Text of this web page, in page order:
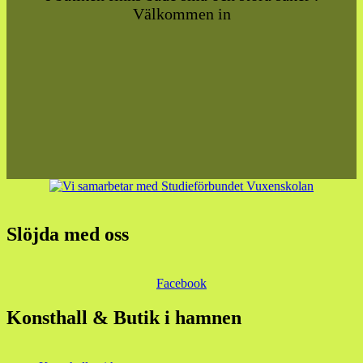
Välkommen in
Slöjda med oss
Facebook
Konsthall & Butik i hamnen